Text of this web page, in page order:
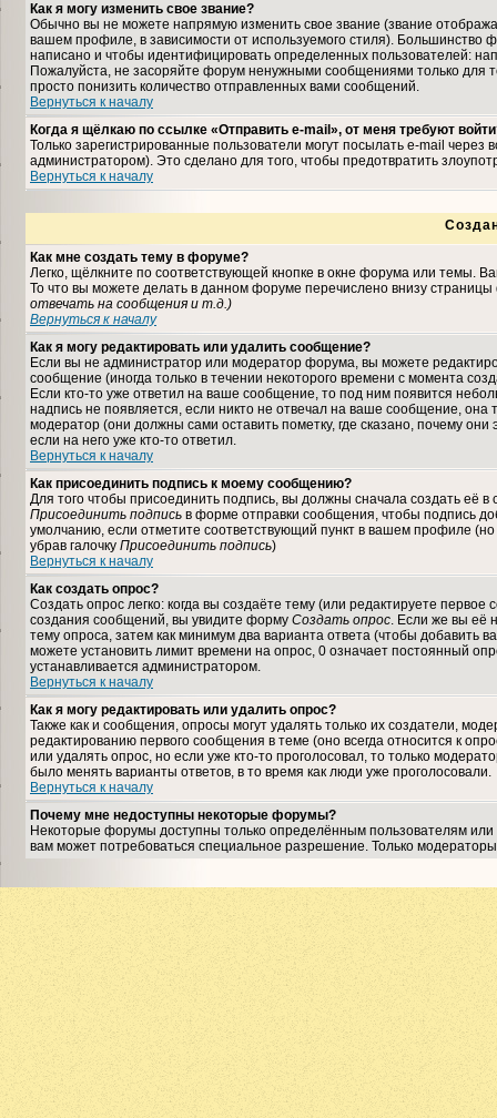
Как я могу изменить свое звание?
Обычно вы не можете напрямую изменить свое звание (звание
вашем профиле, в зависимости от используемого стиля). Большинство
написано и чтобы идентифицировать определенных пользователей:
Пожалуйста, не засоряйте форум ненужными сообщениями только для
просто понизить количество отправленных вами сообщений.
Вернуться к началу
Когда я щёлкаю по ссылке «Отправить e-mail», от меня требуют
Только зарегистрированные пользователи могут посылать e-mail
администратором). Это сделано для того, чтобы предотвратить
Вернуться к началу
Как мне создать тему в форуме?
Легко, щёлкните по соответствующей кнопке в окне форума или темы.
То что вы можете делать в данном форуме перечислено внизу
отвечать на сообщения и т.д.)
Вернуться к началу
Как я могу редактировать или удалить сообщение?
Если вы не администратор или модератор форума, вы можете
сообщение (иногда только в течении некоторого времени с момента
Если кто-то уже ответил на ваше сообщение, то под ним появится
надпись не появляется, если никто не отвечал на ваше сообщение,
модератор (они должны сами оставить пометку, где сказано, почему
если на него уже кто-то ответил.
Вернуться к началу
Как присоединить подпись к моему сообщению?
Для того чтобы присоединить подпись, вы должны сначала создать её
Присоединить подпись в форме отправки сообщения, чтобы подпись
умолчанию, если отметите соответствующий пункт в вашем профиле
убрав галочку Присоединить подпись)
Вернуться к началу
Как создать опрос?
Создать опрос легко: когда вы создаёте тему (или редактируете
создания сообщений, вы увидите форму Создать опрос. Если же вы её
тему опроса, затем как минимум два варианта ответа (чтобы добавить
можете установить лимит времени на опрос, 0 означает постоянный
устанавливается администратором.
Вернуться к началу
Как я могу редактировать или удалить опрос?
Также как и сообщения, опросы могут удалять только их создатели,
редактированию первого сообщения в теме (оно всегда относится к
или удалять опрос, но если уже кто-то проголосовал, то только
было менять варианты ответов, в то время как люди уже проголосовали.
Вернуться к началу
Почему мне недоступны некоторые форумы?
Некоторые форумы доступны только определённым пользователям
вам может потребоваться специальное разрешение. Только